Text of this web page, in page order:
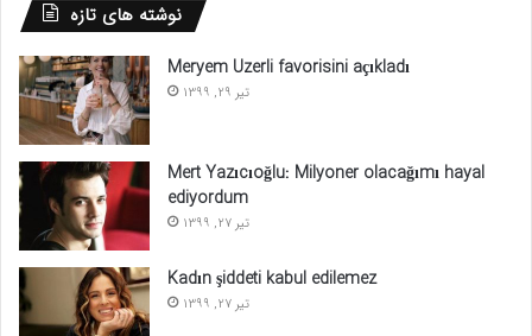
نوشته های تازه
Meryem Uzerli favorisini açıkladı
تیر 29, 1399
Mert Yazıcıoğlu: Milyoner olacağımı hayal
ediyordum
تیر 27, 1399
Kadın şiddeti kabul edilemez
تیر 27, 1399